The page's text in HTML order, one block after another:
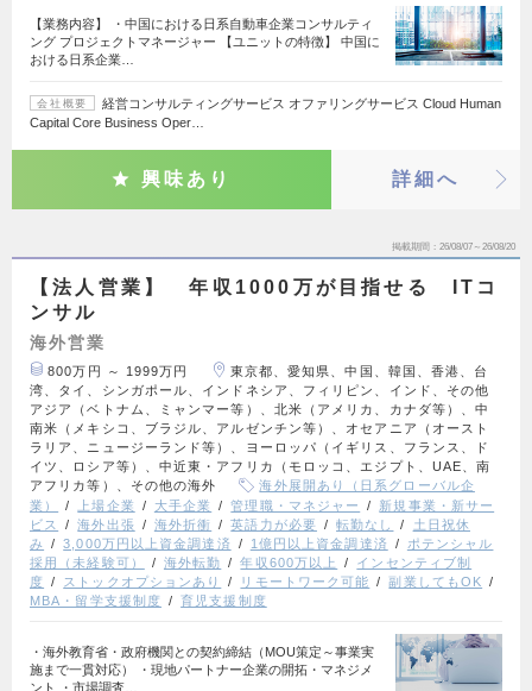
【業務内容】 ・中国における日系自動車企業コンサルティ
ング プロジェクトマネージャー 【ユニットの特徴】 中国に
おける日系企業…
会社概要
経営コンサルティングサービス オファリングサービス Cloud Human
Capital Core Business Oper…
興味あり 詳細へ
掲載期間 26/08/07～26/08/20
【法人営業】 年収1000万が目指せる ITコ
ンサル
海外営業
800万円 ～ 1999万円
東京都、愛知県、中国、韓国、香港、台
湾、タイ、シンガポール、インドネシア、フィリピン、インド、その他
アジア（ベトナム、ミャンマー等）、北米（アメリカ、カナダ等）、中
南米（メキシコ、ブラジル、アルゼンチン等）、オセアニア（オースト
ラリア、ニュージーランド等）、ヨーロッパ（イギリス、フランス、ド
イツ、ロシア等）、中近東・アフリカ（モロッコ、エジプト、UAE、南
アフリカ等）、その他の海外
海外展開あり（日系グローバル企
業）
上場企業 大手企業 管理職・マネジャー
新規事業・新サー
ビス
海外出張 海外折衝 英語力が必要 転勤なし
土日祝休
み
3,000万円以上資金調達済 1億円以上資金調達済
ポテンシャル
採用（未経験可）
海外転勤 年収600万以上
インセンティブ制
度
ストックオプションあり リモートワーク可能
副業してもOK
MBA・留学支援制度
育児支援制度
・海外教育省・政府機関との契約締結（MOU策定～事業実
施まで一貫対応） ・現地パートナー企業の開拓・マネジメ
ント ・市場調査…